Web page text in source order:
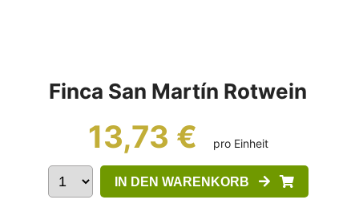
Finca San Martín Rotwein
13,73 € pro Einheit
IN DEN WARENKORB